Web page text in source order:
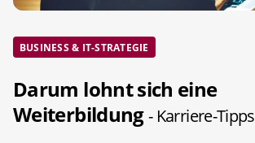
BUSINESS & IT-STRATEGIE
Darum lohnt sich eine
Weiterbildung- Karriere-Tipps